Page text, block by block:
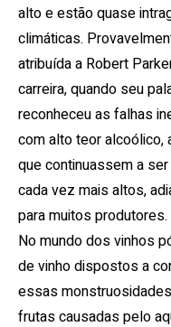
alto e estão quase
climáticas.
atribuída a Robert
carreira, quando seu
reconheceu as falhas
com alto teor alcoólico,
que continuassem a
cada vez mais altos,
para muitos produtores.
No mundo dos vinhos
de vinho dispostos a
essas
frutas causadas pelo